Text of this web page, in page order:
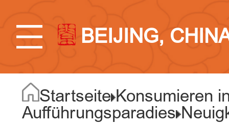
BEIJING,
Startseite Konsumieren
Aufführungsparadies